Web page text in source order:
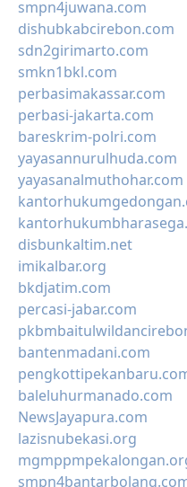
smpn4juwana.com
dishubkabcirebon.com
sdn2girimarto.com
smkn1bkl.com
perbasimakassar.com
perbasi-jakarta.com
bareskrim-polri.com
yayasannurulhuda.com
yayasanalmuthohar.com
disbunkaltim.net
imikalbar.org
bkdjatim.com
percasi-jabar.com
bantenmadani.com
baleluhurmanado.com
NewsJayapura.com
lazisnubekasi.org